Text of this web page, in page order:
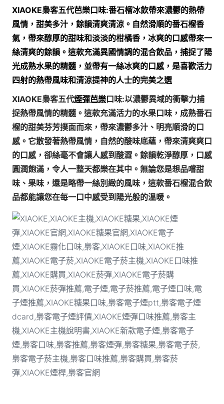
XIAOKE梟客五代芭樂口味:番石榴冰飲帶來濃鬱的熱帶
風情，甜美多汁，餘韻清爽清涼。自然滑順的番石榴香
氣，帶來醇厚的甜味和淡淡的柑橘香，冰爽的口感帶來一
絲清爽的餘韻。這款充滿異國情調的混合飲品，捕捉了陽
光成熟水果的精髓，並帶有一絲冰爽的口感，是喜歡活力
四射的熱帶風味和清涼提神的人士的完美之選
XIAOKE梟客五代煙彈芭樂口味:以濃鬱異域的衝擊力捕
捉熱帶風情的精髓。這款充滿活力的水果口味，成熟番石
榴的甜美芬芳撲面而來，帶來濃鬱多汁、明亮順滑的口
感。它散發著熱帶風情，自然的酸味底蘊，帶來清爽爽口
的口感，卻絲毫不會讓人感到酸澀。餘韻乾淨醇厚，口感
圓潤飽滿，令人一整天都樂在其中。無論您是想品嚐甜
味、果味，還是略帶一絲別緻的風味，這款番石榴混合飲
品都能讓您在每一口中感受到陽光般的溫暖。